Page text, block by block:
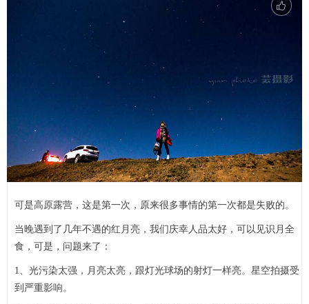
可是高原露营，这是第一次，原来很多事情的第一次都是失败的。
当晚遇到了几年不遇的红月亮，我们庆幸人品太好，可以见识月全
食，可是，问题来了：
1、光污染太强，月亮太亮，跟灯光球场的射灯一样亮。星空拍摄受
到严重影响。